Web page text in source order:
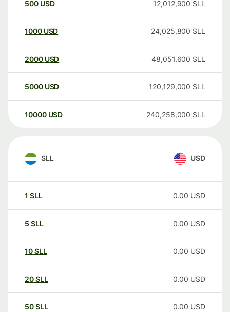
500 USD 12,012,900 SLL
1000 USD 24,025,800 SLL
2000 USD 48,051,600 SLL
5000 USD 120,129,000 SLL
10000 USD 240,258,000 SLL
SLL USD
1 SLL 0.00 USD
5 SLL 0.00 USD
10SLL 0.00 USD
20SLL 0.00 USD
50SLL 0.00 USD